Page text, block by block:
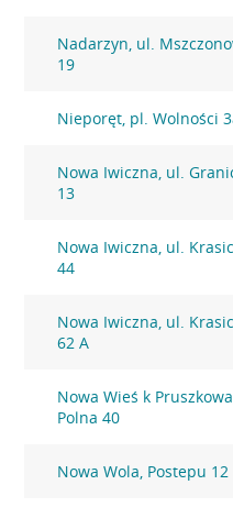
Nadarzyn, ul.
19
Nieporęt, pl. Wolności
Nowa Iwiczna, ul.
13
Nowa Iwiczna, ul.
44
Nowa Iwiczna, ul.
62 A
Nowa Wieś k
Polna 40
Nowa Wola, Postepu 12